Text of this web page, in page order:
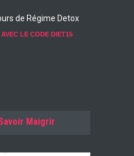
de Régime Detox
LE CODE DIET15
LE CODE KONJ10
Maigrir